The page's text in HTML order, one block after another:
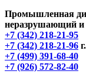
Промышленная
неразрушающий и
+7 (342) 218-21-95
+7 (342) 218-21-96
+7 (499) 391-68-40
+7 (926) 572-82-40